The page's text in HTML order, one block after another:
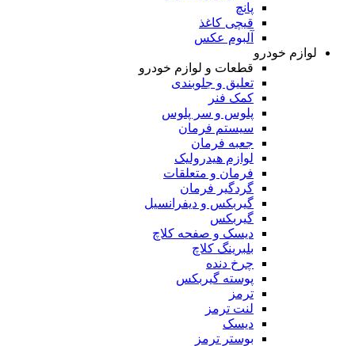
پانچ
قیچی کاغذ
آلبوم عکس
لوازم خودرو
قطعات و لوازم خودرو
تعلیق و جلوبندی
کمک فنر
پلوس و سر پلوس
سیستم فرمان
جعبه فرمان
لوازم هیدرولیک
فرمان و متعلقات
گردگیر فرمان
گیربکس و دیفرانسیل
گیربکس
دیسک و صفحه کلاچ
بلبرینگ کلاچ
چرخ دنده
پوسته گیربکس
ترمز
لنت ترمز
دیسک
بوستر ترمز